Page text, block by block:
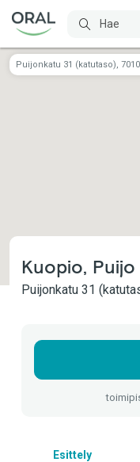
Puijonkatu 31 (katutaso),
Kuopio, Puijo
Puijonkatu 31
Esittely